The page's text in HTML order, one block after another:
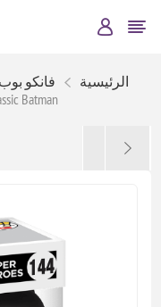
الرئيسية فانكو بوب
Batman